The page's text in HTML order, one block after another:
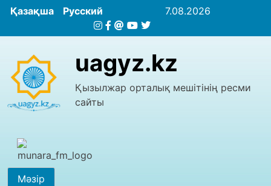
Қазақша Русский 7.08.2026
uagyz.kz
Қызылжар орталық мешітінің ресми
сайты
Мәзір